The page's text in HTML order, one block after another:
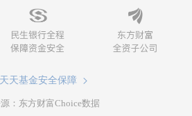
天天基金安全保障
：东方财富Choice数据